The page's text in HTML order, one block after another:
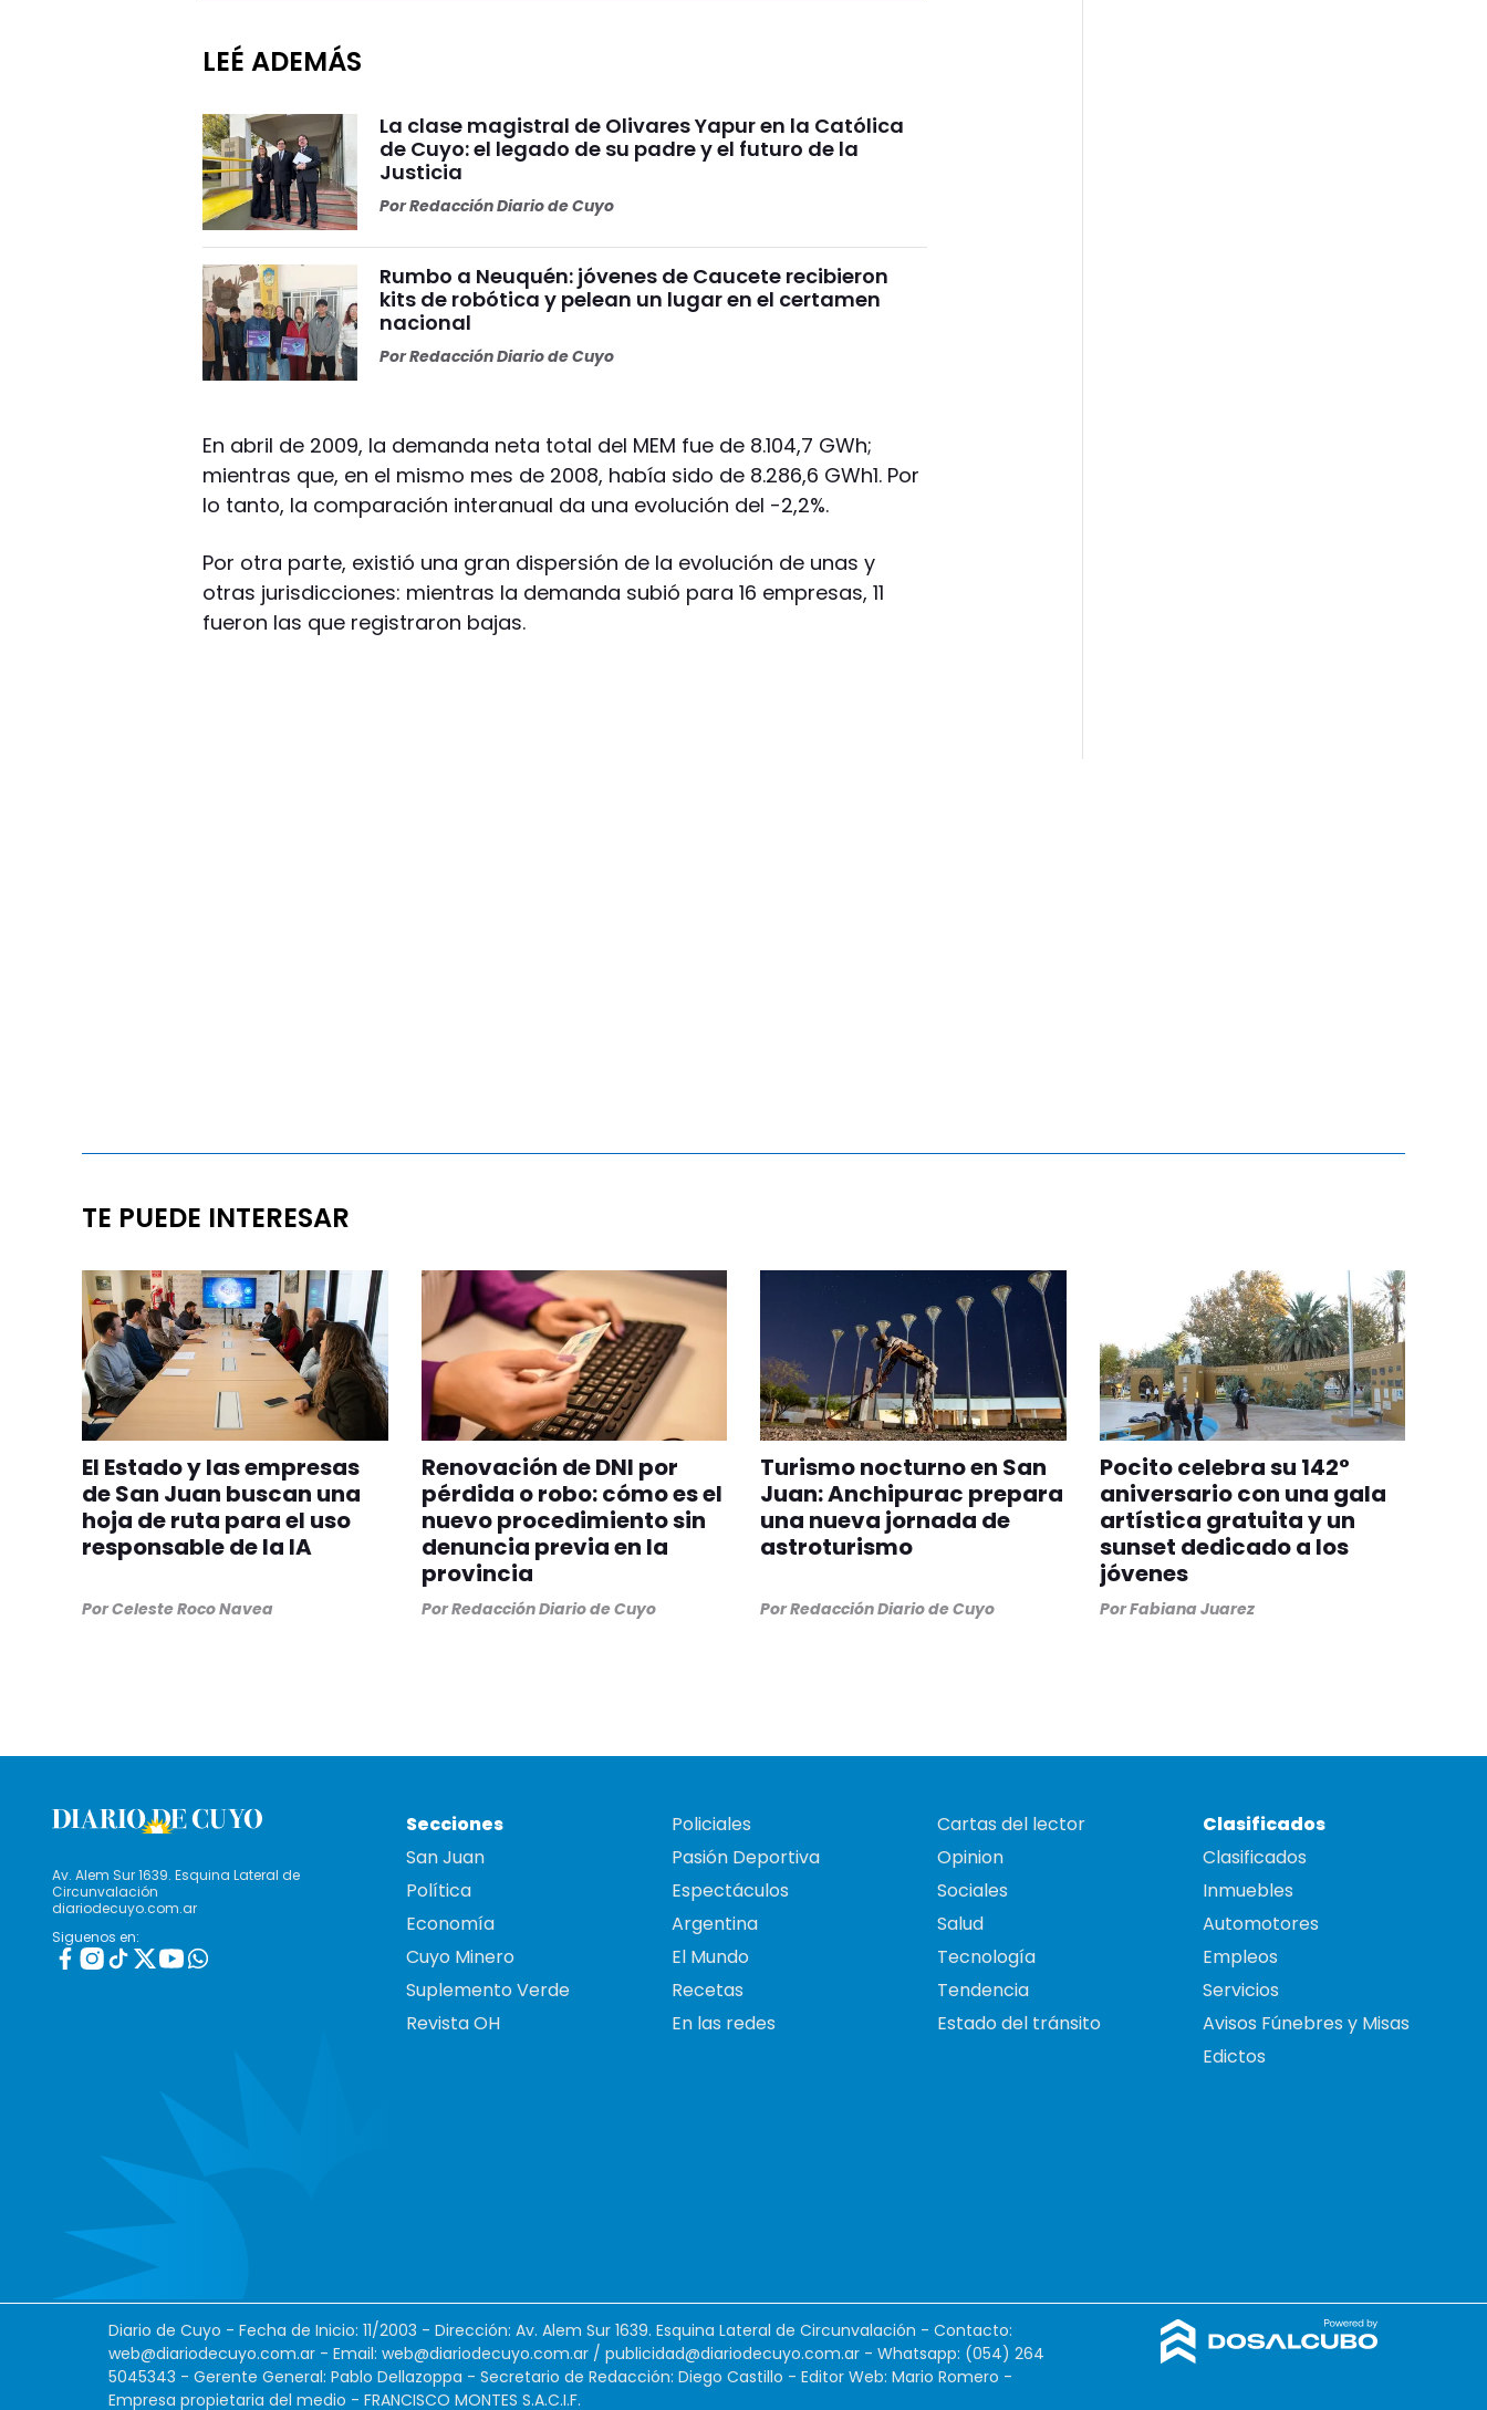
LEÉ ADEMÁS
La clase magistral de Olivares Yapur en la Católica
de Cuyo: el legado de su padre y el futuro de la
Justicia
PorRedacción Diario de Cuyo
Rumbo a Neuquén: jóvenes de Caucete recibieron
kits de robótica y pelean un lugar en el certamen
nacional
PorRedacción Diario de Cuyo
En abril de 2009, la demanda neta total del MEM fue de 8.104,7 GWh;
mientras que, en el mismo mes de 2008, había sido de 8.286,6 GWh1. Por
lo tanto, la comparación interanual da una evolución del -2,2%.
Por otra parte, existió una gran dispersión de la evolución de unas y
otras jurisdicciones: mientras la demanda subió para 16 empresas, 11
fueron las que registraron bajas.
TE PUEDE INTERESAR
El Estado y las empresas
de San Juan buscan una
hoja de ruta para el uso
responsable de la IA
PorCeleste Roco Navea
Renovación de DNI por
pérdida o robo: cómo es el
nuevo procedimiento sin
denuncia previa en la
provincia
PorRedacción Diario de Cuyo
Turismo nocturno en San
Juan: Anchipurac prepara
una nueva jornada de
astroturismo
PorRedacción Diario de Cuyo
Pocito celebra su 142°
aniversario con una gala
artística gratuita y un
sunset dedicado a los
jóvenes
PorFabiana Juarez
Av. Alem Sur 1639. Esquina Lateral de
Circunvalación
diariodecuyo.com.ar
Siguenos en:
Secciones
San Juan
Política
Economía
Cuyo Minero
Suplemento Verde
Revista OH
Policiales
Pasión Deportiva
Espectáculos
Argentina
El Mundo
Recetas
En las redes
Cartas del lector
Opinion
Sociales
Salud
Tecnología
Tendencia
Estado del tránsito
Clasificados
Clasificados
Inmuebles
Automotores
Empleos
Servicios
Avisos Fúnebres y Misas
Edictos
Diario de Cuyo - Fecha de Inicio: 11/2003 - Dirección: Av. Alem Sur 1639. Esquina Lateral de Circunvalación - Contacto:
web@diariodecuyo.com.ar - Email: web@diariodecuyo.com.ar / publicidad@diariodecuyo.com.ar - Whatsapp: (054) 264
5045343 - Gerente General: Pablo Dellazoppa - Secretario de Redacción: Diego Castillo - Editor Web: Mario Romero -
Empresa propietaria del medio - FRANCISCO MONTES S.A.C.I.F.